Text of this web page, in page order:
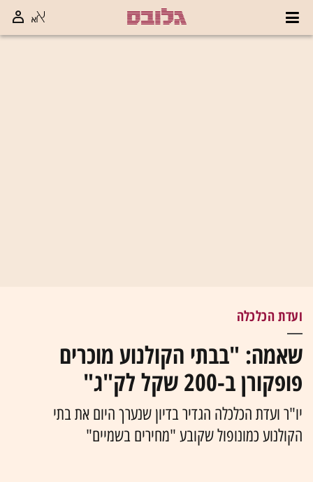
ועדת הכלכלה
שאמה: "בבתי הקולנוע מוכרים
פופקורן ב-200 שקל לק"ג"
יו"ר ועדת הכלכלה הגדיר בדיון שנערך היום את בתי
הקולנוע כמונופול שקובע "מחירים בשמיים"